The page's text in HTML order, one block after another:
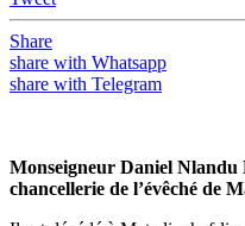
Share
share with Whatsapp
share with Telegram
Monseigneur Daniel Nlandu
chancellerie de l’évêché de